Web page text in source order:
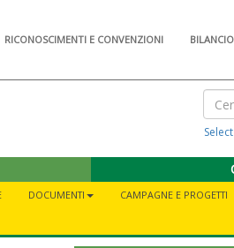
RICONOSCIMENTI E CONVENZIONI
DOCUMENTI CAMPAGNE E PROGETTI